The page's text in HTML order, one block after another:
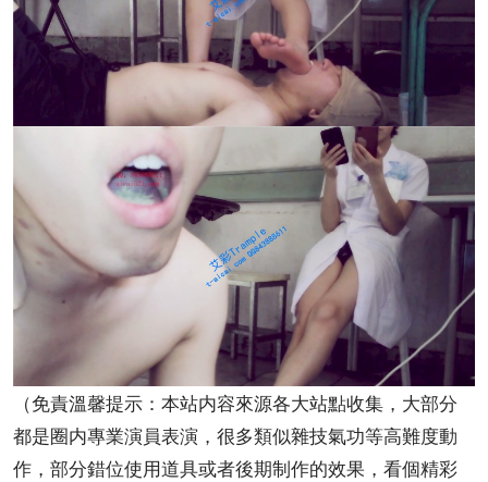
（免責溫馨提示：本站内容來源各大站點收集，大部分
都是圈内專業演員表演，很多類似雜技氣功等高難度動
作，部分錯位使用道具或者後期制作的效果，看個精彩